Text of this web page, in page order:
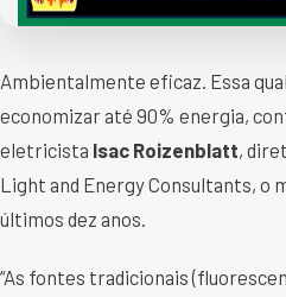
Ambientalmente eficaz. Essa
economizar até 90% energia,
eletricista Isac Roizenblatt,
Light and Energy Consultants, o
últimos dez anos.
“As fontes tradicionais